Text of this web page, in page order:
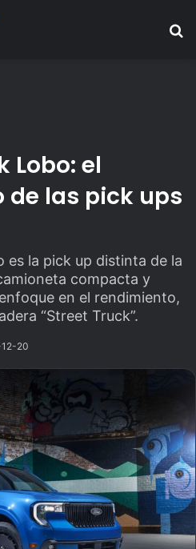
Lobo: el
las pick ups
es la pick up distinta de la
compacta y
en el rendimiento,
“Street Truck”.
20